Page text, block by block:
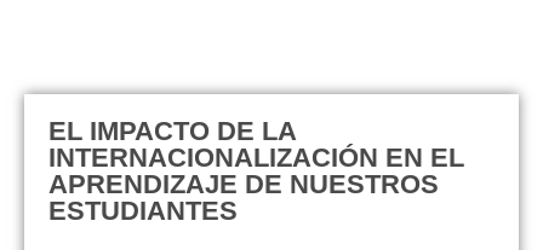
EL IMPACTO DE LA
INTERNACIONALIZACIÓN EN EL
APRENDIZAJE DE NUESTROS
ESTUDIANTES